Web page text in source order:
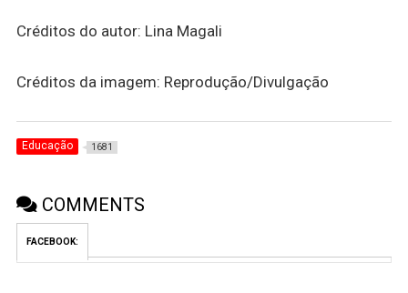
Créditos do autor: Lina Magali
Créditos da imagem: Reprodução/Divulgação
Educação 1681
COMMENTS
FACEBOOK: